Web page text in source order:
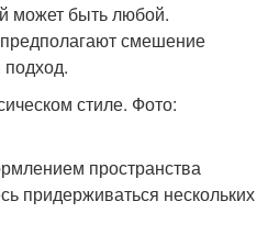
может быть любой.
смешение
стиле. Фото:
пространства
придерживаться нескольких